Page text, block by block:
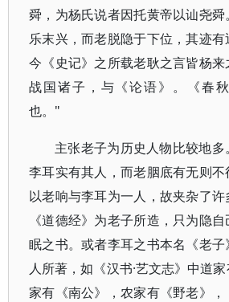
舜，为杨氏说者因托黄帝以讪尧
乐末兴，而老脱隐于下位，其迹有
今《史记》之所载老耿之言皆杨
战国诸子，与《论语》。《春
也。"
主张老子为历史人物比较地
李耳实有其人，而老胭底有无则
以老响与李耳为一人，故夹杂了许
《道德经》为老子所造，只为隐
眠之书。或者李耳之书本名《老
人所著，如《汉书·艺文志》中道
家有《南公》，农家有《野老》